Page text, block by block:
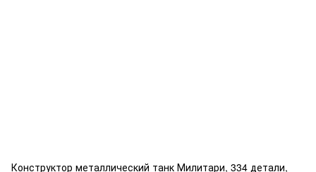
Конструктор металлический танк Милитари, 334 детали,